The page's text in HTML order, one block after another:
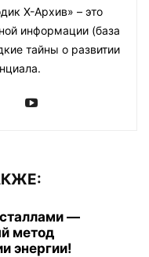
Х-Архив» – это
информации (база
тайны о развитии
—
метод
энергии!